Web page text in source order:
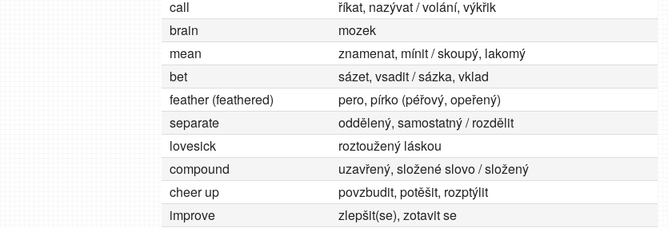
call
říkat, nazývat / volání, výkřik
brain
mozek
mean
znamenat, mínit / skoupý, lakomý
bet
sázet, vsadit / sázka, vklad
feather (feathered)
pero, pírko (péřový, opeřený)
separate
oddělený, samostatný / rozdělit
lovesick
roztoužený láskou
compound
uzavřený, složené slovo / složený
cheer up
povzbudit, potěšit, rozptýlit
improve
zlepšit(se), zotavit se